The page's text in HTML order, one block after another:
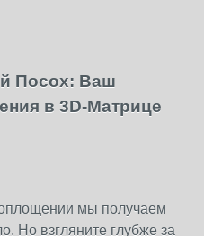
Посох: Ваш
в 3D-Матрице
мы получаем
Но взгляните глубже за